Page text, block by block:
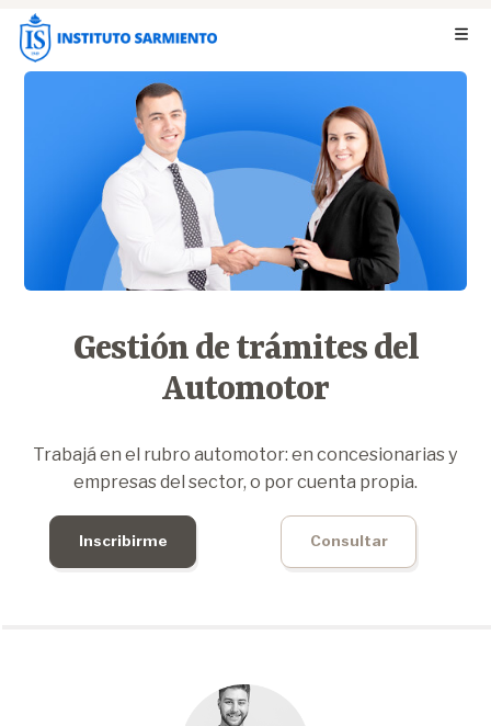
Gestión de trámites del
Automotor
Trabajá en el rubro automotor: en concesionarias y
empresas del sector, o por cuenta propia.
Inscribirme Consultar